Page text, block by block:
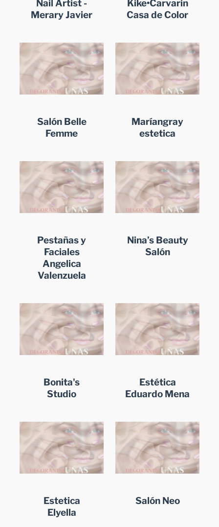
Nail Artist -
Merary Javier
Kike•Carvarin
Casa de Color
Salón Belle
Femme
Maríangray
estetica
Pestañas y
Faciales
Angelica
Valenzuela
Nina’s Beauty
Salón
Bonita's
Studio
Estética
Eduardo Mena
Estetica
Elyella
Salón Neo